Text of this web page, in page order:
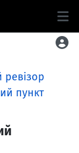
ревізор
пункт